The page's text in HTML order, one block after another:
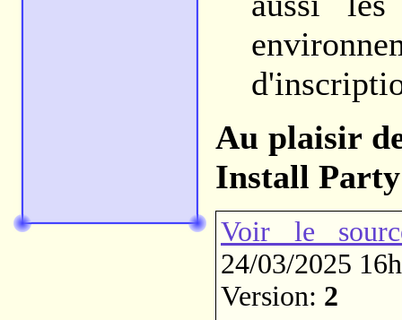
Au plaisir
Install
Voir le
24/03/2025
Version: 2